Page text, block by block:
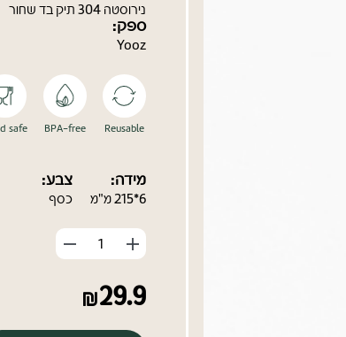
ספק:
Yooz
מידה:
6*215 מ"מ
צבע:
כסף
Reusable
BPA-free
safe
נירוסטה 304 תיק בד שחור
הוסף
מוצר
החסר
מוצר
29.9